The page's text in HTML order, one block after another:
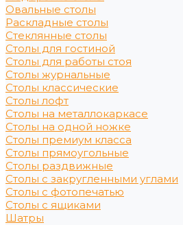
Овальные столы
Раскладные столы
Стеклянные столы
Столы для гостиной
Столы для работы стоя
Столы журнальные
Столы классические
Столы лофт
Столы на металлокаркасе
Столы на одной ножке
Столы премиум класса
Столы прямоугольные
Столы раздвижные
Столы с закругленными углами
Столы с фотопечатью
Столы с ящиками
Шатры